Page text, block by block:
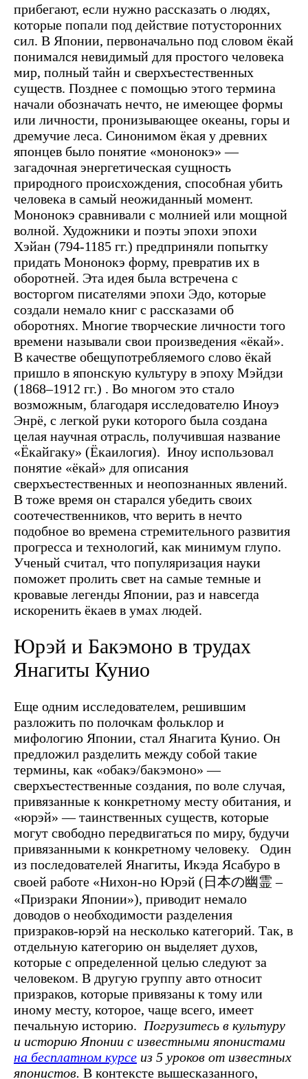
прибегают, если нужно рассказать о людях,
которые попали под действие потусторонних
сил. В Японии, первоначально под словом ёкай
понимался невидимый для простого человека
мир, полный тайн и сверхъестественных
существ. Позднее с помощью этого термина
начали обозначать нечто, не имеющее формы
или личности, пронизывающее океаны, горы и
дремучие леса. Синонимом ёкая у древних
японцев было понятие «мононокэ» —
загадочная энергетическая сущность
природного происхождения, способная убить
человека в самый неожиданный момент.
Мононокэ сравнивали с молнией или мощной
волной. Художники и поэты эпохи эпохи
Хэйан (794-1185 гг.) предприняли попытку
придать Мононокэ форму, превратив их в
оборотней. Эта идея была встречена с
восторгом писателями эпохи Эдо, которые
создали немало книг с рассказами об
оборотнях. Многие творческие личности того
времени называли свои произведения «ёкай».
В качестве обещупотребляемого слово ёкай
пришло в японскую культуру в эпоху Мэйдзи
(1868–1912 гг.) . Во многом это стало
возможным, благодаря исследователю Иноуэ
Энрё, с легкой руки которого была создана
целая научная отрасль, получившая название
«Ёкайгаку» (Ёкаилогия). Иноу использовал
понятие «ёкай» для описания
сверхъестественных и неопознанных явлений.
В тоже время он старался убедить своих
соотечественников, что верить в нечто
подобное во времена стремительного развития
прогресса и технологий, как минимум глупо.
Ученый считал, что популяризация науки
поможет пролить свет на самые темные и
кровавые легенды Японии, раз и навсегда
искоренить ёкаев в умах людей.
Юрэй и Бакэмоно в трудах
Янагиты Кунио
Еще одним исследователем, решившим
разложить по полочкам фольклор и
мифологию Японии, стал Янагита Кунио. Он
предложил разделить между собой такие
термины, как «обакэ/бакэмоно» —
сверхъестественные создания, по воле случая,
привязанные к конкретному месту обитания, и
«юрэй» — таинственных существ, которые
могут свободно передвигаться по миру, будучи
привязанными к конкретному человеку.
Один
из последователей Янагиты, Икэда Ясабуро в
своей работе «Нихон-но Юрэй (日本の幽霊 –
«Призраки Японии»), приводит немало
доводов о необходимости разделения
призраков-юрэй на несколько категорий. Так, в
отдельную категорию он выделяет духов,
которые с определенной целью следуют за
человеком. В другую группу авто относит
призраков, которые привязаны к тому или
иному месту, которое, чаще всего, имеет
печальную историю. Погрузитесь в культуру
и историю Японии с известными японистами
на бесплатном курсе из 5 уроков от известных
японистов. В контексте вышесказанного,